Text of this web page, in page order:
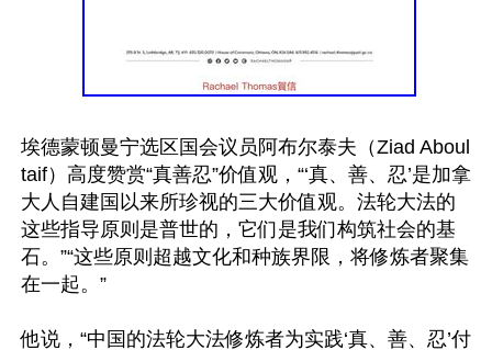
埃德蒙顿曼宁选区国会议员阿布尔泰夫（Ziad Aboul
taif）高度赞赏“真善忍”价值观，“‘真、善、忍’是加拿
大人自建国以来所珍视的三大价值观。法轮大法的
这些指导原则是普世的，它们是我们构筑社会的基
石。”“这些原则超越文化和种族界限，将修炼者聚集
在一起。”
他说，“中国的法轮大法修炼者为实践‘真、善、忍’付